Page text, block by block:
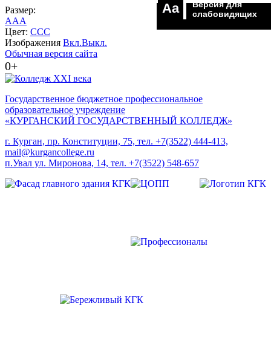
Размер:
AAA
Цвет: CCC
Изображения Вкл.Выкл.
Обычная версия сайта
0+
Aa
Версия для
слабовидящих
Государственное бюджетное профессиональное
образовательное учреждение
«КУРГАНСКИЙ ГОСУДАРСТВЕННЫЙ КОЛЛЕДЖ»
г. Курган, пр. Конституции, 75, тел. +7(3522) 444-413,
mail@kurgancollege.ru
п.Увал ул. Миронова, 14, тел. +7(3522) 548-657